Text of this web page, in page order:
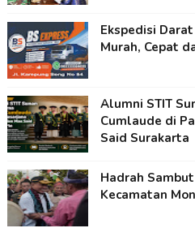
Ekspedisi
Murah, Cepat
Alumni STIT
Cumlaude di
Said Surakarta
Hadrah
Kecamatan